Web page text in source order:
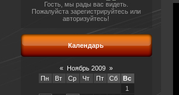
Гость, мы рады вас видеть.
Пожалуйста зарегистрируйтесь или
авторизуйтесь!
Календарь
« Ноябрь 2009 »
Пн
Вт Ср Чт Пт Сб
Вс
1